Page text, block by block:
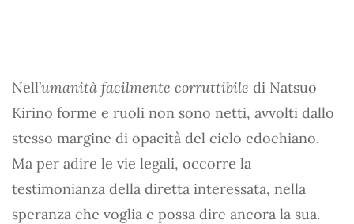
Nell’umanità facilmente corruttibile di Natsuo
Kirino forme e ruoli non sono netti, avvolti dallo
stesso margine di opacità del cielo edochiano.
Ma per adire le vie legali, occorre la
testimonianza della diretta interessata, nella
speranza che voglia e possa dire ancora la sua.